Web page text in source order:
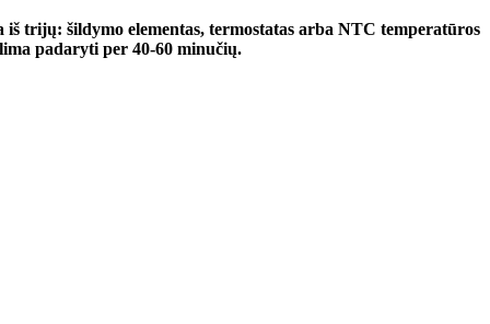
iš trijų: šildymo elementas, termostatas arba NTC temperatūros
padaryti per 40-60 minučių.